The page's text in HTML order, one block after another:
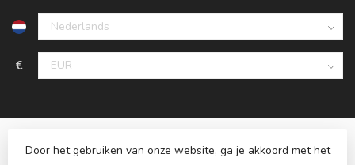
€
Door het gebruiken van onze website, ga je akkoord met het